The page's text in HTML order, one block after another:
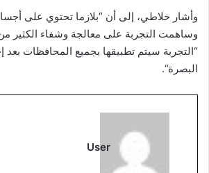
وأشار خلاطي، إلى أن “بلازما تحتوي على
وساهمت التجربة على معالجة وشفاء الكثير من
“التجربة سيتم تطبيقها بجميع المحافظات بعد
البصرة“.
User